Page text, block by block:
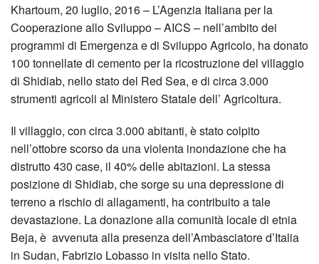
Khartoum, 20 luglio, 2016 – L’Agenzia Italiana per la
Cooperazione allo Sviluppo – AICS – nell’ambito dei
programmi di Emergenza e di Sviluppo Agricolo, ha donato
100 tonnellate di cemento per la ricostruzione del villaggio
di Shidiab, nello stato del Red Sea, e di circa 3.000
strumenti agricoli al Ministero Statale dell’ Agricoltura.
Il villaggio, con circa 3.000 abitanti, è stato colpito
nell’ottobre scorso da una violenta inondazione che ha
distrutto 430 case, il 40% delle abitazioni. La stessa
posizione di Shidiab, che sorge su una depressione di
terreno a rischio di allagamenti, ha contribuito a tale
devastazione. La donazione alla comunità locale di etnia
Beja, è avvenuta alla presenza dell’Ambasciatore d’Italia
in Sudan, Fabrizio Lobasso in visita nello Stato.